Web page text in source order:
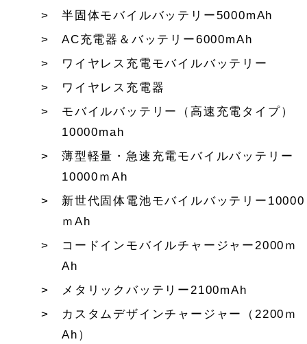
半固体モバイルバッテリー5000mAh
AC充電器＆バッテリー6000mAh
ワイヤレス充電モバイルバッテリー
ワイヤレス充電器
モバイルバッテリー（高速充電タイプ）
10000mah
薄型軽量・急速充電モバイルバッテリー
10000ｍAh
新世代固体電池モバイルバッテリー10000
ｍAh
コードインモバイルチャージャー2000ｍ
Ah
メタリックバッテリー2100mAh
カスタムデザインチャージャー（2200ｍ
Ah）